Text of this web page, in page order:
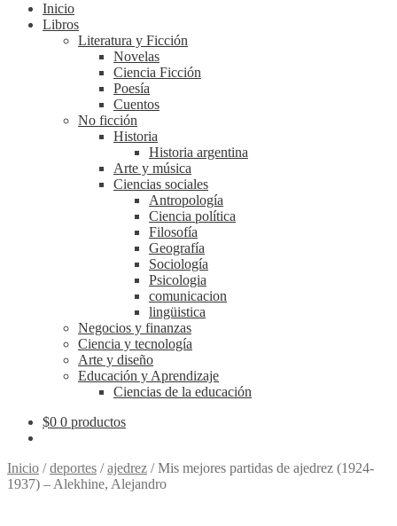
Inicio
Libros
Literatura y Ficción
Novelas
Ciencia Ficción
Poesía
Cuentos
No ficción
Historia
Historia argentina
Arte y música
Ciencias sociales
Antropología
Ciencia política
Filosofía
Geografía
Sociología
Psicologia
comunicacion
lingüistica
Negocios y finanzas
Ciencia y tecnología
Arte y diseño
Educación y Aprendizaje
Ciencias de la educación
$0 0 productos
Inicio /deportes /ajedrez /Mis mejores partidas de ajedrez (1924-
1937) – Alekhine, Alejandro